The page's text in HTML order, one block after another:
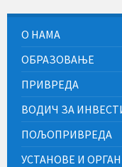
О НАМА
ОБРАЗОВАЊЕ
ПРИВРЕДА
ВОДИЧ ЗА
ПОЉОПРИВРЕДА
УСТАНОВЕ И